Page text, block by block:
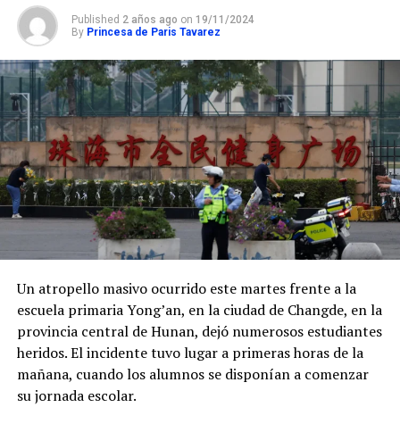
Published 2 años ago on 19/11/2024
By Princesa de Paris Tavarez
Un atropello masivo ocurrido este martes frente a la
escuela primaria Yong’an, en la ciudad de Changde, en la
provincia central de Hunan, dejó numerosos estudiantes
heridos. El incidente tuvo lugar a primeras horas de la
mañana, cuando los alumnos se disponían a comenzar
su jornada escolar.